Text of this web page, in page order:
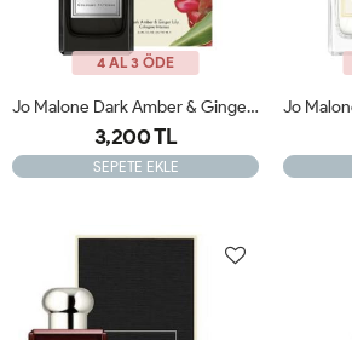
4 AL 3 ÖDE
Jo Malone Dark Amber & Ginger Lily Cologne Intense 100ml Kadın Parfüm Orjinal JLT
3,200 TL
SEPETE EKLE